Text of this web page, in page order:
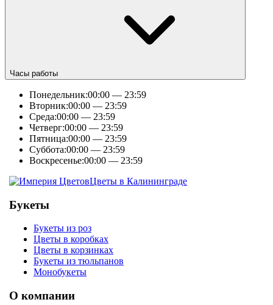
Часы работы
Понедельник:00:00 — 23:59
Вторник:00:00 — 23:59
Среда:00:00 — 23:59
Четверг:00:00 — 23:59
Пятница:00:00 — 23:59
Суббота:00:00 — 23:59
Воскресенье:00:00 — 23:59
Цветы в Калининграде
Букеты
Букеты из роз
Цветы в коробках
Цветы в корзинках
Букеты из тюльпанов
Монобукеты
О компании